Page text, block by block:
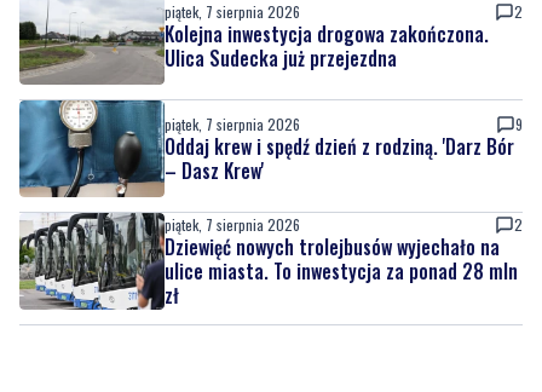
piątek, 7 sierpnia 2026 2
Kolejna inwestycja drogowa zakończona.
Ulica Sudecka już przejezdna
piątek, 7 sierpnia 2026 9
Oddaj krew i spędź dzień z rodziną. 'Darz Bór
– Dasz Krew'
piątek, 7 sierpnia 2026 2
Dziewięć nowych trolejbusów wyjechało na
ulice miasta. To inwestycja za ponad 28 mln
zł